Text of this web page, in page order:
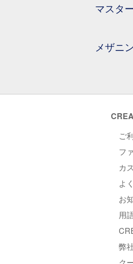
マスタ
メザニ
ご
フ
カ
よ
お
用
弊